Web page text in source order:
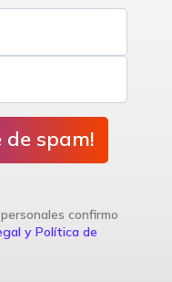
de spam!
confirmo
y Política de